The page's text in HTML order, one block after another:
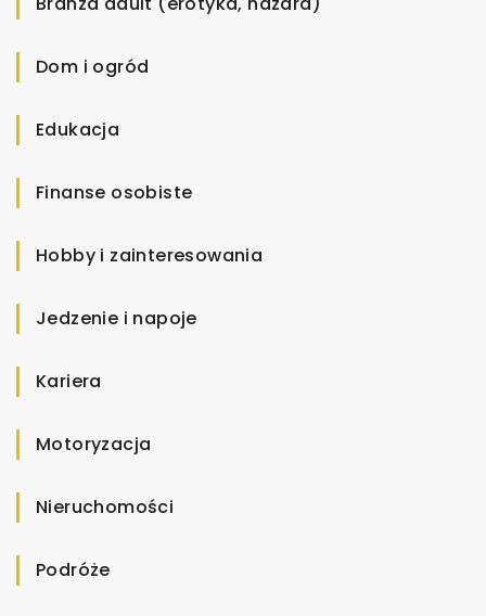
Dom i ogród
Edukacja
Finanse osobiste
Hobby i zainteresowania
Jedzenie i napoje
Kariera
Motoryzacja
Nieruchomości
Podróże